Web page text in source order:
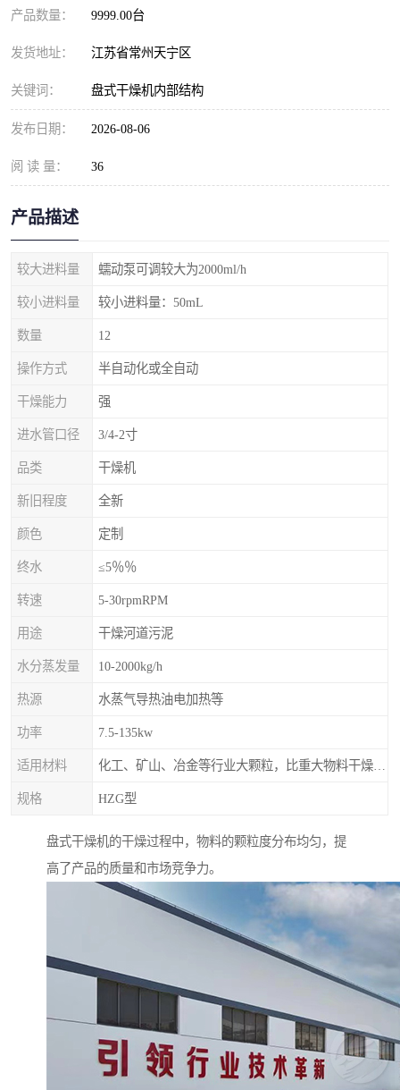
产品数量： 9999.00台
发货地址： 江苏省常州天宁区
关键词： 盘式干燥机内部结构
发布日期： 2026-08-06
阅 读 量： 36
产品描述
较大进料量 蠕动泵可调较大为2000ml/h
较小进料量 较小进料量：50mL
数量 12
操作方式 半自动化或全自动
干燥能力 强
进水管口径 3/4-2寸
品类 干燥机
新旧程度 全新
颜色 定制
终水 ≤5％％
转速 5-30rpmRPM
用途 干燥河道污泥
水分蒸发量 10-2000kg/h
热源 水蒸气导热油电加热等
功率 7.5-135kw
适用材料
规格 HZG型
盘式干燥机的干燥过程中，物料的颗粒度分布均匀，提
高了产品的质量和市场竞争力。